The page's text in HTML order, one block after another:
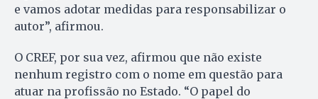
e vamos adotar medidas para responsabilizar o
autor”, afirmou.
O CREF, por sua vez, afirmou que não existe
nenhum registro com o nome em questão para
atuar na profissão no Estado. “O papel do